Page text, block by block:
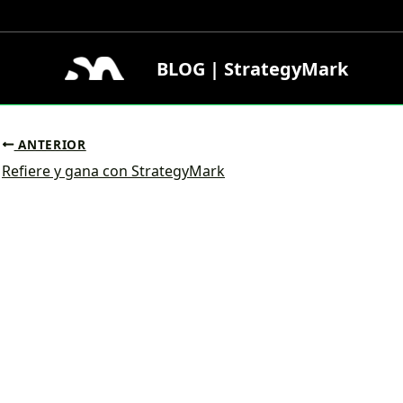
al
BLOG | StrategyMark
ANTERIOR
Refiere y gana con StrategyMark